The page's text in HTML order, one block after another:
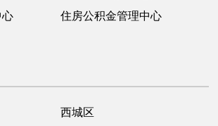
心
住房公积金管理中心
西城区